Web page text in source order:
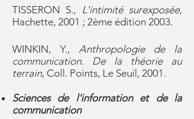
TISSERON S., L'intimité surexposée,
Hachette, 2001 ; 2ème édition 2003.
WINKIN, Y., Anthropologie de la
communication. De la théorie au
terrain, Coll. Points, Le Seuil, 2001.
Sciences de l'information et de la
communication